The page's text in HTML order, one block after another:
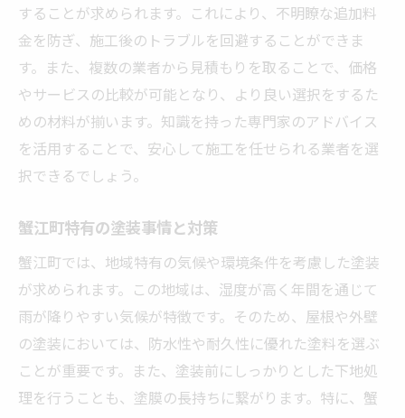
することが求められます。これにより、不明瞭な追加料
金を防ぎ、施工後のトラブルを回避することができま
す。また、複数の業者から見積もりを取ることで、価格
やサービスの比較が可能となり、より良い選択をするた
めの材料が揃います。知識を持った専門家のアドバイス
を活用することで、安心して施工を任せられる業者を選
択できるでしょう。
蟹江町特有の塗装事情と対策
蟹江町では、地域特有の気候や環境条件を考慮した塗装
が求められます。この地域は、湿度が高く年間を通じて
雨が降りやすい気候が特徴です。そのため、屋根や外壁
の塗装においては、防水性や耐久性に優れた塗料を選ぶ
ことが重要です。また、塗装前にしっかりとした下地処
理を行うことも、塗膜の長持ちに繋がります。特に、蟹